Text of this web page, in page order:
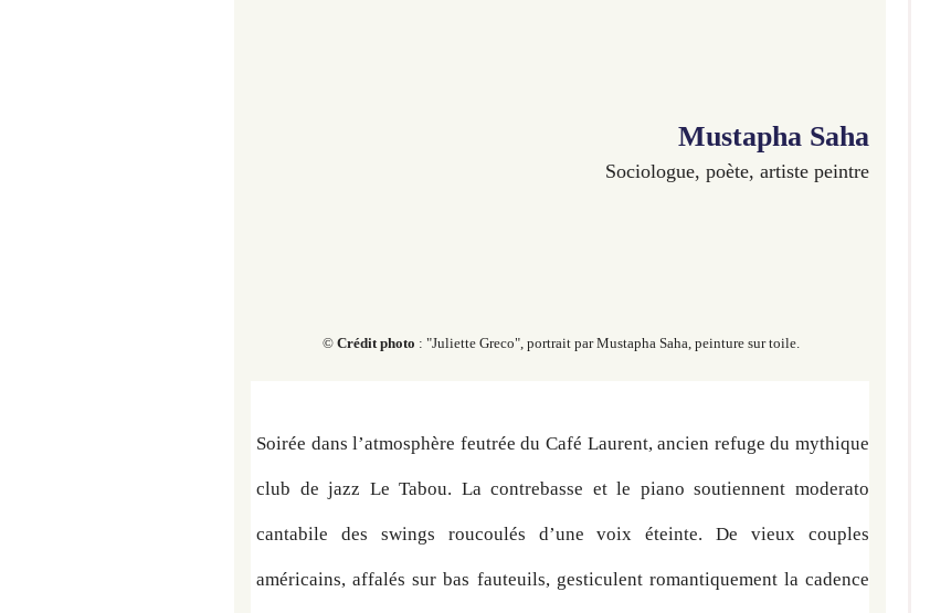
Mustapha Saha
Sociologue, poète, artiste peintre
© Crédit photo : "Juliette Greco", portrait par Mustapha Saha, peinture sur toile.
Soirée dans l’atmosphère feutrée du Café Laurent, ancien refuge du mythique
club de jazz Le Tabou. La contrebasse et le piano soutiennent moderato
cantabile des swings roucoulés d’une voix éteinte. De vieux couples
américains, affalés sur bas fauteuils, gesticulent romantiquement la cadence